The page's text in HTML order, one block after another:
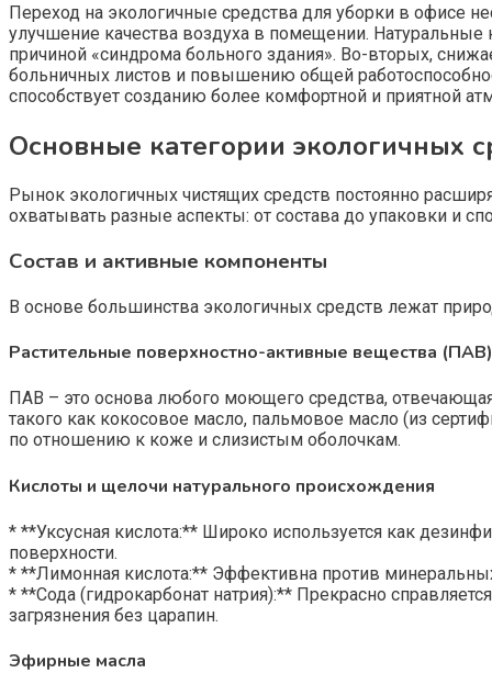
Переход на экологичные средства для уборки в офисе
улучшение качества воздуха в помещении.
причиной «синдрома больного здания». Во-вторых,
больничных листов и повышению общей
способствует созданию более комфортной и приятной
Основные категории экологичных
Рынок экологичных чистящих средств постоянно
охватывать разные аспекты: от состава до упаковки и
Состав и активные компоненты
В основе большинства экологичных средств лежат
Растительные поверхностно-активные вещества (ПАВ)
ПАВ – это основа любого моющего средства,
такого как кокосовое масло, пальмовое масло (из
по отношению к коже и слизистым оболочкам.
Кислоты и щелочи натурального происхождения
* **Уксусная кислота:** Широко используется как
поверхности.
* **Лимонная кислота:** Эффективна против
* **Сода (гидрокарбонат натрия):** Прекрасно
загрязнения без царапин.
Эфирные масла